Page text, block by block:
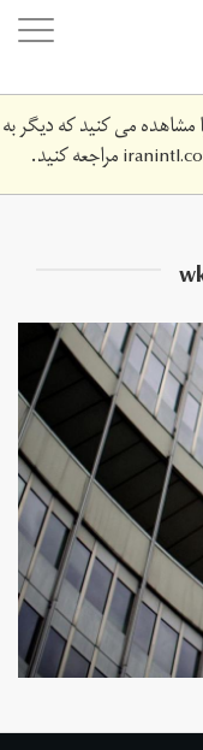
می کنید که دیگر به
مراجعه کنید.